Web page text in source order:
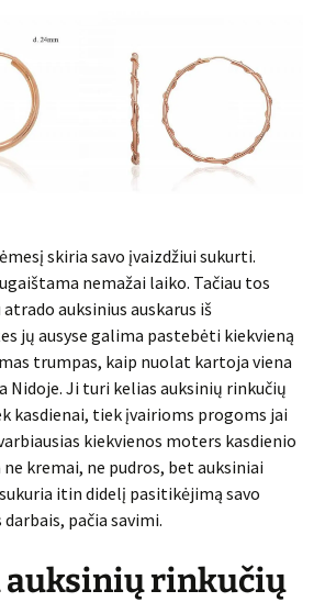
skiria savo įvaizdžiui sukurti.
nemažai laiko. Tačiau tos
auksinius auskarus iš
jų ausyse galima pastebėti kiekvieną
trumpas, kaip nuolat kartoja viena
Nidoje. Ji turi kelias auksinių rinkučių
kasdienai, tiek įvairioms progoms jai
kiekvienos moters kasdienio
kremai, ne pudros, bet auksiniai
itin didelį pasitikėjimą savo
pačia savimi.
auksinių rinkučių